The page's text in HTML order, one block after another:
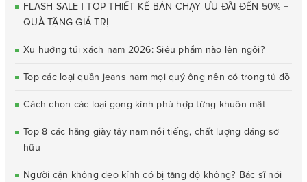
FLASH SALE | TOP THIẾT KẾ BÁN CHẠY ƯU ĐÃI ĐẾN 50% +
QUÀ TẶNG GIÁ TRỊ
Xu hướng túi xách nam 2026: Siêu phẩm nào lên ngôi?
Top các loại quần jeans nam mọi quý ông nên có trong tủ đồ
Cách chọn các loại gọng kính phù hợp từng khuôn mặt
Top 8 các hãng giày tây nam nổi tiếng, chất lượng đáng sở
hữu
Người cận không đeo kính có bị tăng độ không? Bác sĩ nói